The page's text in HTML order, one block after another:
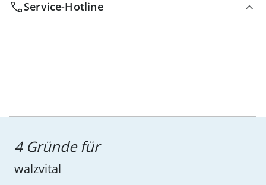
Service-Hotline
4 Gründe für
walzvital